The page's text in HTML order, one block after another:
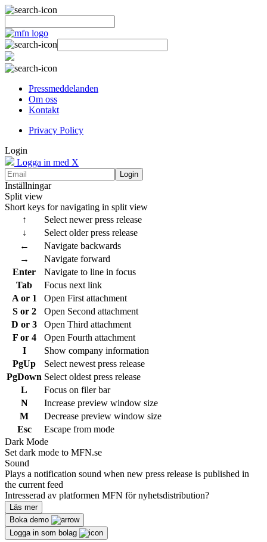
Pressmeddelanden
Om oss
Kontakt
Privacy Policy
Login
Logga in med X
Login
Inställningar
Split view
Short keys for navigating in split view
↑
Select newer press release
↓
Select older press release
←
Navigate backwards
→
Navigate forward
Enter
Navigate to line in focus
Tab
Focus next link
A or 1
Open First attachment
S or 2
Open Second attachment
D or 3
Open Third attachment
F or 4
Open Fourth attachment
I
Show company information
PgUp
Select newest press release
PgDown Select oldest press release
L
Focus on filer bar
N
Increase preview window size
M
Decrease preview window size
Esc
Escape from mode
Dark Mode
Set dark mode to MFN.se
Sound
Plays a notification sound when new press release is published in
the current feed
Intresserad av platformen MFN för nyhetsdistribution?
Läs mer
Boka demo
Logga in som bolag